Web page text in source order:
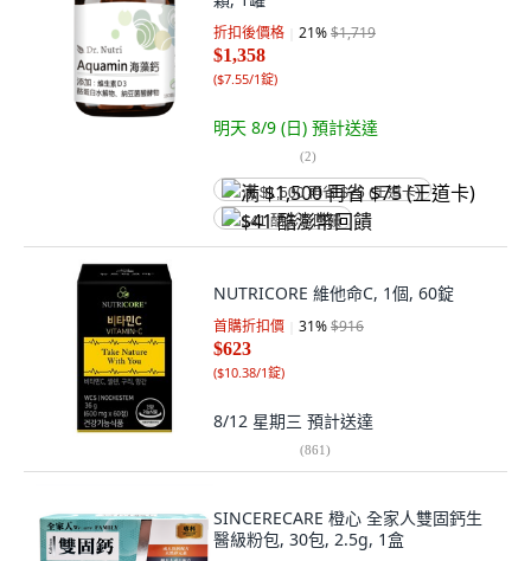
折扣後價格 21%$1,719
$1,358
($7.55/1錠)
明天 8/9 (日) 預計送達
(2)
满 $1,500 再省 $75 (王道卡)
$41 酷澎幣回饋
NUTRICORE 維他命C, 1個, 60錠
首購折扣價 31%$916
$623
($10.38/1錠)
8/12 星期三 預計送達
(861)
SINCERECARE 橙心 全家人雙固鈣生
醫級粉包, 30包, 2.5g, 1盒